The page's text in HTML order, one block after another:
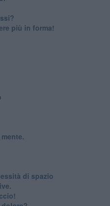
più in forma!
di spazio